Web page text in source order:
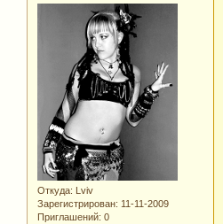
Откуда: Lviv
Зарегистрирован: 11-11-2009
Приглашений: 0